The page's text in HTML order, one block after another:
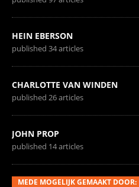
HEIN EBERSON
published 34 articles
CHARLOTTE VAN WINDEN
published 26 articles
JOHN PROP
published 14 articles
MEDE MOGELIJK GEMAAKT DOOR: